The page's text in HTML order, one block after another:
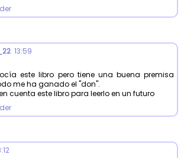
13:59
este libro pero tiene una buena premisa
me ha ganado el "don".
cuenta este libro para leerlo en un futuro